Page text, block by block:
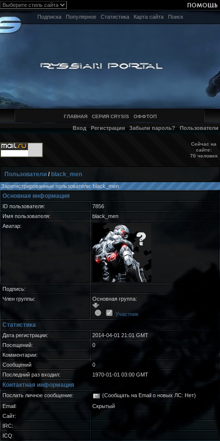
Подписка Популярное Статистика Карта сайта Поиск
ГЛАВНАЯ СЕРИЯ CRYSIS ОФФТОП
Вход Регистрация Забыли пароль? Пользователи
Сейчас на
сайте:
70 человек
Пользователи / black_men
Зарегистрированные пользователи: black_men
Основная информация
ID пользователя:
7856
Имя пользователя:
black_men
Аватар:
Подпись:
Член группы:
Основная группа:
Участник
Статистика
Дата регистрации:
2014-04-01 21:01 GMT
Посещений:
0
Комментарии:
Сообщений
0
Последний раз входил:
1970-01-01 03:00 GMT
Контактная информация
Послать личное сообщение:
(Сообщать на Email о новых ЛС: Нет)
Email:
Скрытый
Сайт:
IRC:
ICQ: